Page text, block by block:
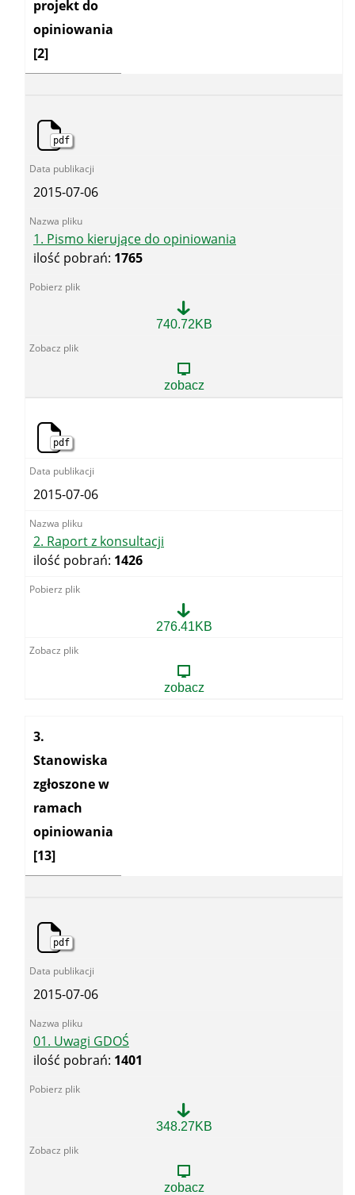
testu
umiejętności
w
postępowania
w
do
wykonywania
górniczych
zawodów
z
25-
06-
2015
-
projekt do
opiniowania
[2]
pdf
2015-07-06
1. Pismo kierujące do opiniowania
ilość pobrań: 1765
kierujące
740.72KB
zobacz
pdf
2015-07-06
2. Raport z konsultacji
ilość pobrań: 1426
z
276.41KB
zobacz
Kategoria:
3.
Stanowiska
zgłoszone w
ramach
opiniowania
[13]
pdf
2015-07-06
01. Uwagi GDOŚ
ilość pobrań: 1401
GDOŚ
348.27KB
zobacz